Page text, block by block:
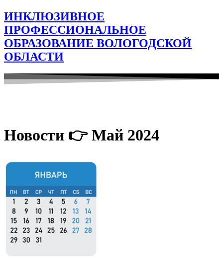
ИНКЛЮЗИВНОЕ
ПРОФЕССИОНАЛЬНОЕ
ОБРАЗОВАНИЕ ВОЛОГОДСКОЙ
ОБЛАСТИ
Новости 👉 Май 2024